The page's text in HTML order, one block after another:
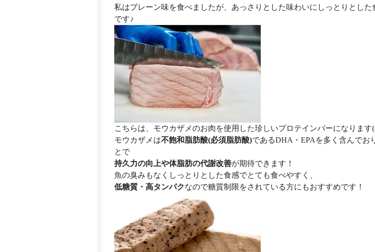
私はプレーン味を食べましたが、あっさりとした味わいにしっとりとし
です♪
こちらは、モウカザメのお肉を使用した珍しいプロテインバーになりま
モウカザメは不飽和脂肪酸(必須脂肪酸)であるDHA・EPAを多く含んでお
とで
持久力の向上や体脂肪の代謝改善が期待できます！
魚の臭みもなくしっとりとした食感でとても食べやすく、
低糖質・高タンパクなので糖質制限をされている方にもおすすめです！